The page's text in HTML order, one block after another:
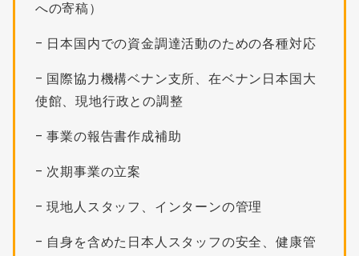
への寄稿）
– 日本国内での資金調達活動のための各種対応
– 国際協力機構ベナン支所、在ベナン日本国大
使館、現地行政との調整
– 事業の報告書作成補助
– 次期事業の立案
– 現地人スタッフ、インターンの管理
– 自身を含めた日本人スタッフの安全、健康管